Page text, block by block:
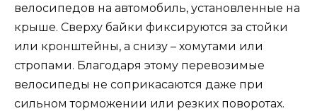
велосипедов на автомобиль, установленные на
крыше. Сверху байки фиксируются за стойки
или кронштейны, а снизу – хомутами или
стропами. Благодаря этому перевозимые
велосипеды не соприкасаются даже при
сильном торможении или резких поворотах.